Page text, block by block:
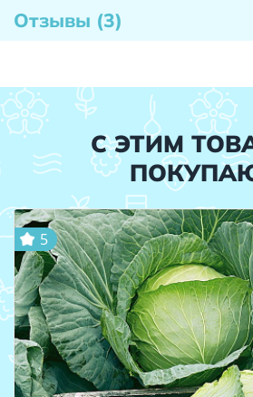
Отзывы (3)
С ЭТИМ
5